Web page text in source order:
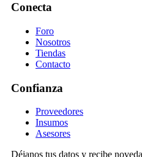
Conecta
Foro
Nosotros
Tiendas
Contacto
Confianza
Proveedores
Insumos
Asesores
Déjanos tus datos y recibe